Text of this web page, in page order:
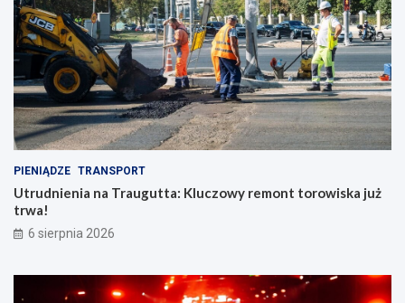
PIENIĄDZE TRANSPORT
Utrudnienia na Traugutta: Kluczowy remont torowiska już
trwa!
6 sierpnia 2026